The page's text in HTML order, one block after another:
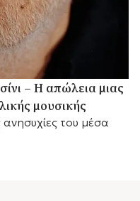
– Η απώλεια μιας
μουσικής
ανησυχίες του μέσα